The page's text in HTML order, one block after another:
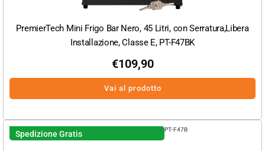
PremierTech Mini Frigo Bar Nero, 45 Litri, con Serratura,Libera
Installazione, Classe E, PT-F47BK
€109,90
Vai al prodotto
Spedizione Gratis PT-F47B